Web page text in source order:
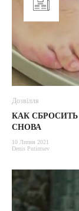
Дозвілля
КАК
СНОВА
10 Липня 2021
Denis Putintsev